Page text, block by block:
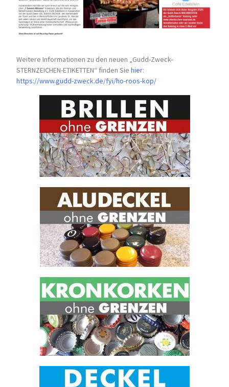
Weitere Informationen zu den neuen „Gudd-Zweck-
STERNZEICHEN-ETIKETTEN“ finden Siehier:
https://www.gudd-zweck.de/fyi/ho-roos-kop/